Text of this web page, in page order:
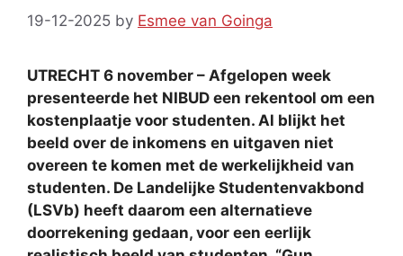
19-12-2025 by Esmee van Goinga
UTRECHT 6 november – Afgelopen week
presenteerde het NIBUD een rekentool om een
kostenplaatje voor studenten. Al blijkt het
beeld over de inkomens en uitgaven niet
overeen te komen met de werkelijkheid van
studenten. De Landelijke Studentenvakbond
(LSVb) heeft daarom een alternatieve
doorrekening gedaan, voor een eerlijk